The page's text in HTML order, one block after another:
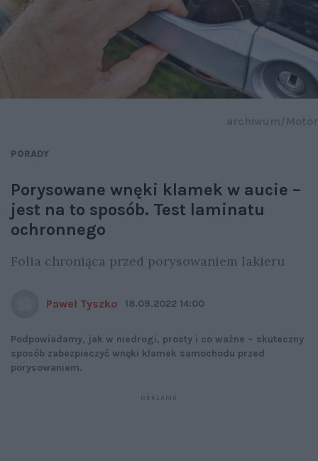
PORADY
Porysowane wnęki klamek w aucie –
jest na to sposób. Test laminatu
ochronnego
Folia chroniąca przed porysowaniem lakieru
Paweł Tyszko 18.09.2022 14:00
Podpowiadamy, jak w niedrogi, prosty i co ważne – skuteczny
sposób zabezpieczyć wnęki klamek samochodu przed
porysowaniem.